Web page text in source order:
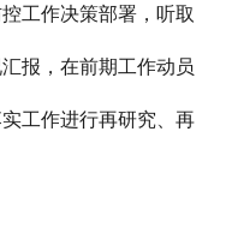
工作决策部署，听取
报，在前期工作动员
工作进行再研究、再